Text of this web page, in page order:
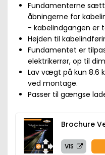
Fundamenterne
åbningerne for
- kabelindgangen er
Højden til
Fundamentet er
elektrikerrør, op til
Lav vægt på kun 8.6
ved montage.
Passer til gængse
Brochure
VIS